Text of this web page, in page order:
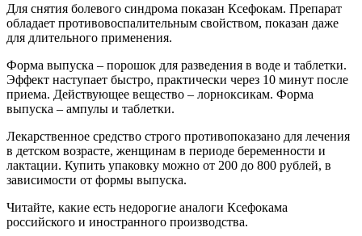
Для снятия болевого синдрома показан Ксефокам. Препарат
обладает противовоспалительным свойством, показан даже
для длительного применения.
Форма выпуска – порошок для разведения в воде и таблетки.
Эффект наступает быстро, практически через 10 минут после
приема. Действующее вещество – лорноксикам. Форма
выпуска – ампулы и таблетки.
Лекарственное средство строго противопоказано для лечения
в детском возрасте, женщинам в периоде беременности и
лактации. Купить упаковку можно от 200 до 800 рублей, в
зависимости от формы выпуска.
Читайте, какие есть недорогие аналоги Ксефокама
российского и иностранного производства.